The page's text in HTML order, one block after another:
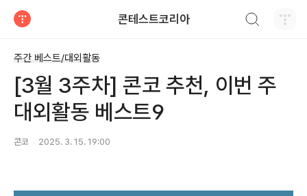
콘테스트코리아
주간 베스트/대외활동
[3월 3주차] 콘코 추천, 이번 주
대외활동 베스트9
콘코 2025. 3. 15. 19:00